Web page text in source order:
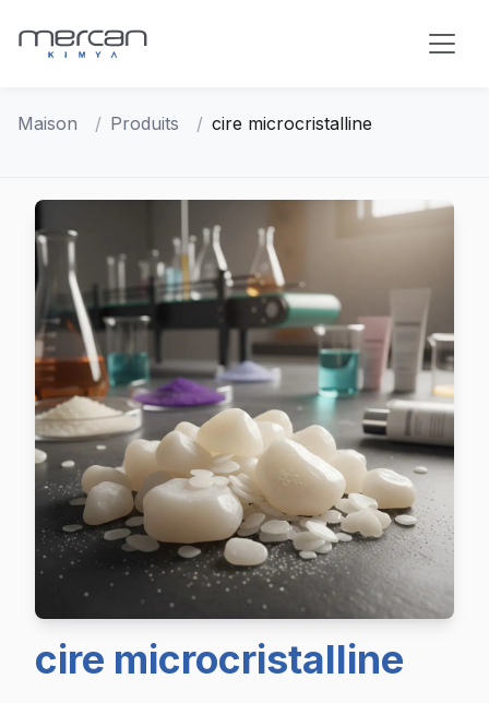
Maison Produits cire microcristalline
cire microcristalline